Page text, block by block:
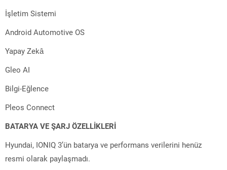
İşletim Sistemi
Android Automotive OS
Yapay Zekâ
Gleo AI
Bilgi-Eğlence
Pleos Connect
BATARYA VE ŞARJ ÖZELLİKLERİ
Hyundai, IONIQ 3’ün batarya ve performans verilerini henüz
resmi olarak paylaşmadı.